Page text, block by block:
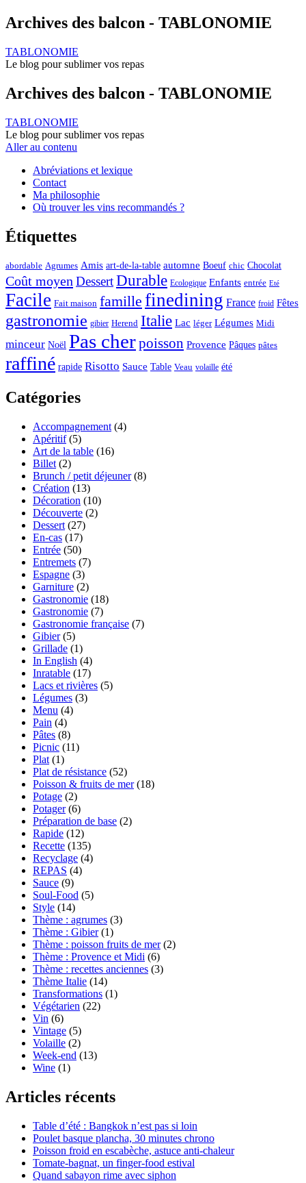
Archives des balcon - TABLONOMIE
TABLONOMIE
Le blog pour sublimer vos repas
Archives des balcon - TABLONOMIE
TABLONOMIE
Le blog pour sublimer vos repas
Aller au contenu
Abréviations et lexique
Contact
Ma philosophie
Où trouver les vins recommandés ?
Étiquettes
abordable Agrumes Amis art-de-la-table automne Boeuf chic Chocolat
Coût moyenDessertDurable Ecologique Enfants entrée Eté
Facile Fait maison famille finedining France froid Fêtes
gastronomie gibier Herend Italie Lac léger Légumes Midi
minceur Noël Pas cherpoisson Provence Pâques pâtes
raffiné rapide Risotto Sauce Table Veau volaille été
Catégories
Accompagnement (4)
Apéritif(5)
Art de la table (16)
Billet (2)
Brunch / petit déjeuner(8)
Création (13)
Décoration (10)
Découverte (2)
Dessert (27)
En-cas (17)
Entrée (50)
Entremets (7)
Espagne (3)
Garniture (2)
Gastronomie (18)
Gastronomie (7)
Gastronomie française (7)
Gibier(5)
Grillade (1)
In English (4)
Inratable (17)
Lacs et rivières (5)
Légumes (3)
Menu (4)
Pain (4)
Pâtes (8)
Picnic (11)
Plat (1)
Plat de résistance (52)
Poisson & fruits de mer(18)
Potage (2)
Potager(6)
Préparation de base (2)
Rapide (12)
Recette (135)
Recyclage (4)
REPAS (4)
Sauce (9)
Soul-Food (5)
Style (14)
Thème : agrumes (3)
Thème : Gibier(1)
Thème : poisson fruits de mer(2)
Thème : Provence et Midi (6)
Thème : recettes anciennes (3)
Thème Italie (14)
Transformations (1)
Végétarien (22)
Vin (6)
Vintage (5)
Volaille (2)
Week-end (13)
Wine (1)
Articles récents
Table d’été : Bangkok n’est pas si loin
Poulet basque plancha, 30 minutes chrono
Poisson froid en escabèche, astuce anti-chaleur
Tomate-bagnat, un finger-food estival
Quand sabayon rime avec siphon